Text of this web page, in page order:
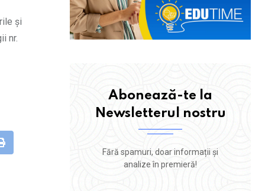
și
nr.
Print
Abonează-te la
Newsletterul nostru
Fără spamuri, doar informații și
analize în premieră!